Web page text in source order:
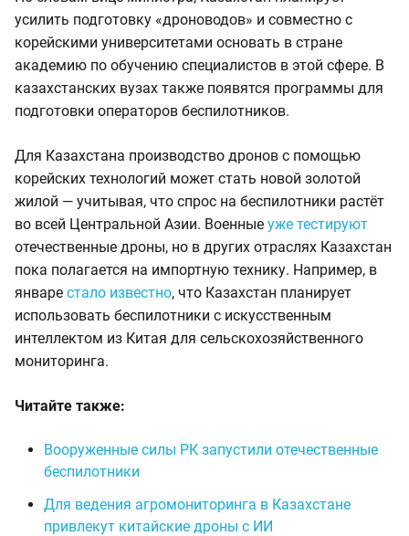
усилить подготовку «дроноводов» и совместно с
корейскими университетами основать в стране
академию по обучению специалистов в этой сфере. В
казахстанских вузах также появятся программы для
подготовки операторов беспилотников.
Для Казахстана производство дронов с помощью
корейских технологий может стать новой золотой
жилой — учитывая, что спрос на беспилотники растёт
во всей Центральной Азии. Военные уже тестируют
отечественные дроны, но в других отраслях Казахстан
пока полагается на импортную технику. Например, в
январе стало известно, что Казахстан планирует
использовать беспилотники с искусственным
интеллектом из Китая для сельскохозяйственного
мониторинга.
Читайте также:
Вооруженные силы РК запустили отечественные
беспилотники
Для ведения агромониторинга в Казахстане
привлекут китайские дроны с ИИ